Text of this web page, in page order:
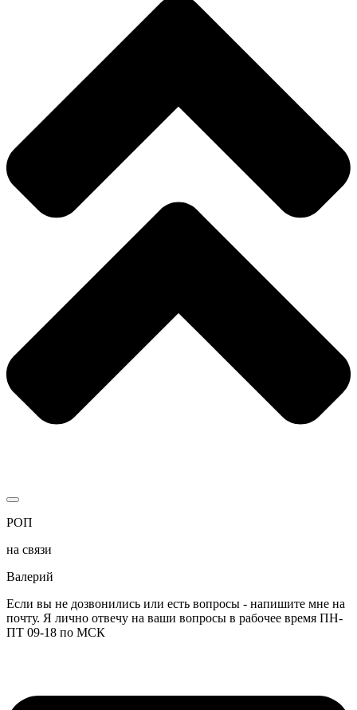
РОП
на связи
Валерий
Если вы не дозвонились или есть вопросы - напишите мне на
почту. Я лично отвечу на ваши вопросы в рабочее время ПН-
ПТ 09-18 по МСК